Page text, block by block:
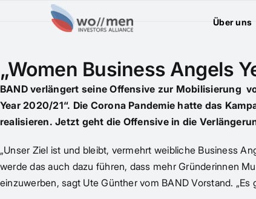
Über uns
„Women Business Angels
BAND verlängert seine Offensive zur Mobilisierung
Year 2020/21“. Die Corona Pandemie hatte das
realisieren. Jetzt geht die Offensive in die
„Unser Ziel ist und bleibt, vermehrt weibliche Business
werde das auch dazu führen, dass mehr Gründerinnen
einzuwerben, sagt Ute Günther vom BAND Vorstand.